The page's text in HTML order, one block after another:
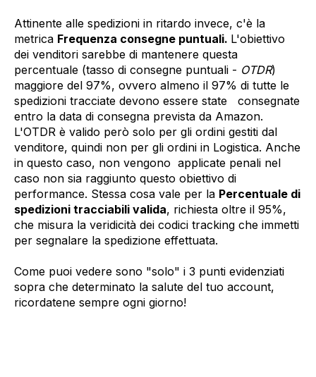
Attinente alle spedizioni in ritardo invece, c'è la
metrica Frequenza consegne puntuali. L'obiettivo
dei venditori sarebbe di mantenere questa
percentuale (tasso di consegne puntuali - OTDR)
maggiore del 97%, ovvero almeno il 97% di tutte le
spedizioni tracciate devono essere state consegnate
entro la data di consegna prevista da Amazon.
L'OTDR è valido però solo per gli ordini gestiti dal
venditore, quindi non per gli ordini in Logistica. Anche
in questo caso, non vengono applicate penali nel
caso non sia raggiunto questo obiettivo di
performance. Stessa cosa vale per la Percentuale di
spedizioni tracciabili valida, richiesta oltre il 95%,
che misura la veridicità dei codici tracking che immetti
per segnalare la spedizione effettuata.
Come puoi vedere sono "solo" i 3 punti evidenziati
sopra che determinato la salute del tuo account,
ricordatene sempre ogni giorno!